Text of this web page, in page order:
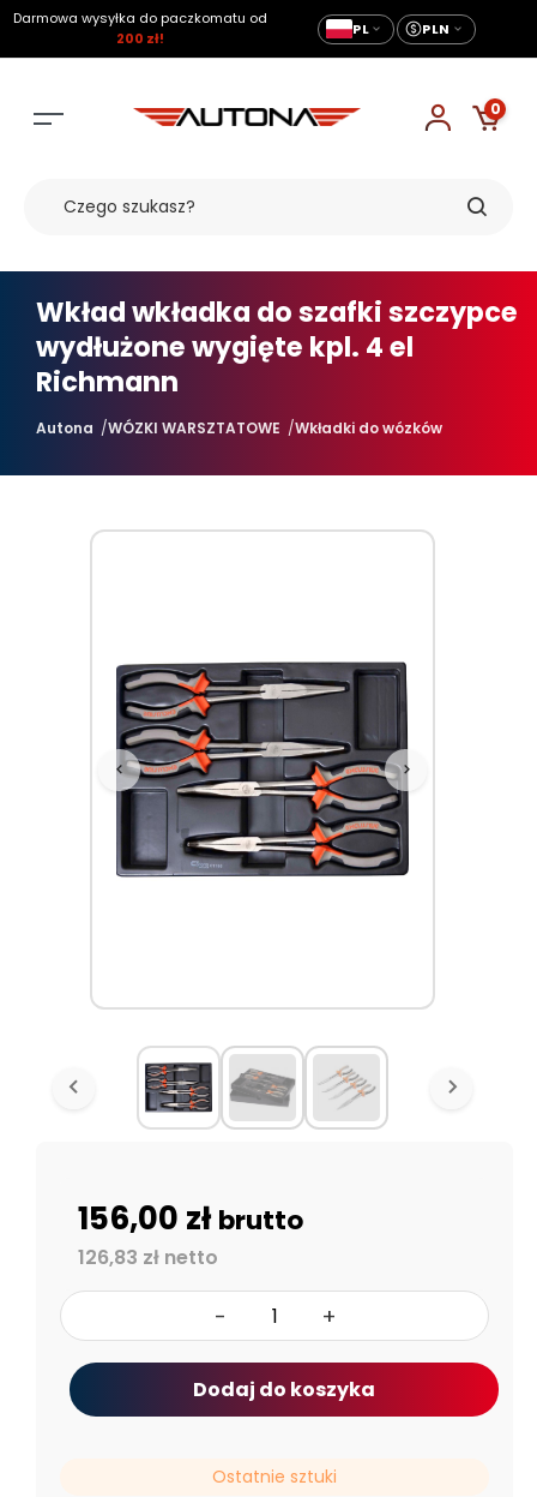
Darmowa wysyłka do paczkomatu od
200 zł!
PL PLN
0
Wkład wkładka do szafki szczypce
wydłużone wygięte kpl. 4 el
Richmann
Autona WÓZKI WARSZTATOWE Wkładki do wózków
156,00 złbrutto
126,83 zł netto
- +
Dodaj do koszyka
Ostatnie sztuki